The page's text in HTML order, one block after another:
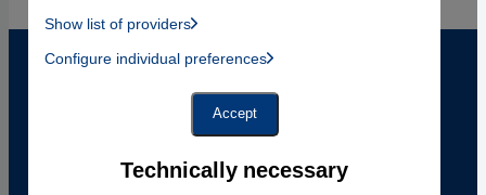
Technically necessary
Show list of providers
Instagram Embed, Twitter Embed, Youtube Embed
Facebook Embed / Facebook Connect
Google Maps Embed
Configure individual preferences
Accept